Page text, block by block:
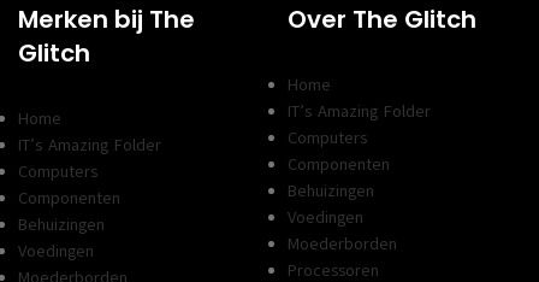
Merken bij The
Glitch
Home
IT’s Amazing Folder
Computers
Componenten
Behuizingen
Voedingen
Over The Glitch
Home
IT’s Amazing Folder
Computers
Componenten
Behuizingen
Voedingen
Moederborden
Processoren